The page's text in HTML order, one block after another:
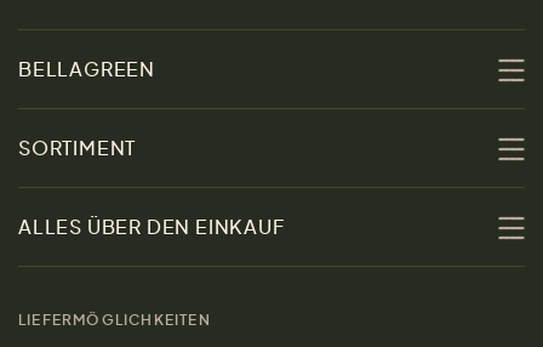
BELLAGREEN
Nachhaltigkeit
Kontakt
SORTIMENT
Damen
Herren
ALLES ÜBER DEN EINKAUF
LIEFERMÖGLICHKEITEN